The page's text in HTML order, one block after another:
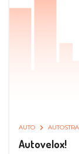
AUTO
Autovelox!